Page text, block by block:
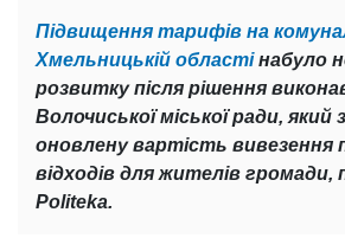
Підвищення тарифів на
Хмельницькій областінабуло
розвитку після рішення
Волочиської міської ради,
оновлену вартість вивезення
відходів для жителів громади,
Politeka.